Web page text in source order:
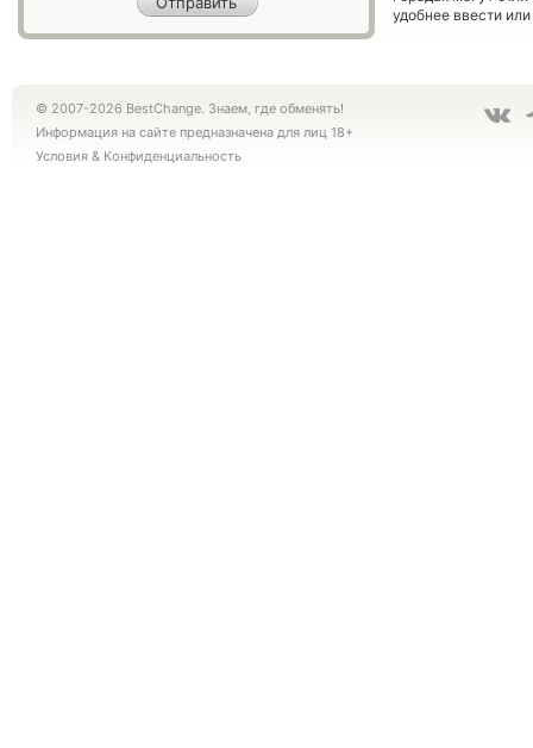
удобнее ввести
© 2007-2026 BestChange. Знаем, где обменять!
Информация на сайте предназначена для лиц 18+
Условия & Конфиденциальность